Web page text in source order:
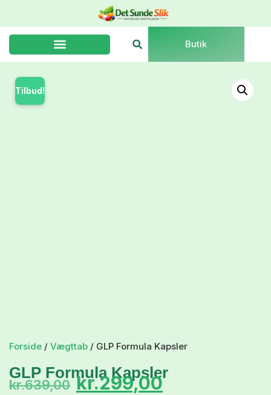
Butik
Tilbud!
Forside / Vægttab / GLP Formula Kapsler
GLP Formula Kapsler
kr.639,00 kr.299,00